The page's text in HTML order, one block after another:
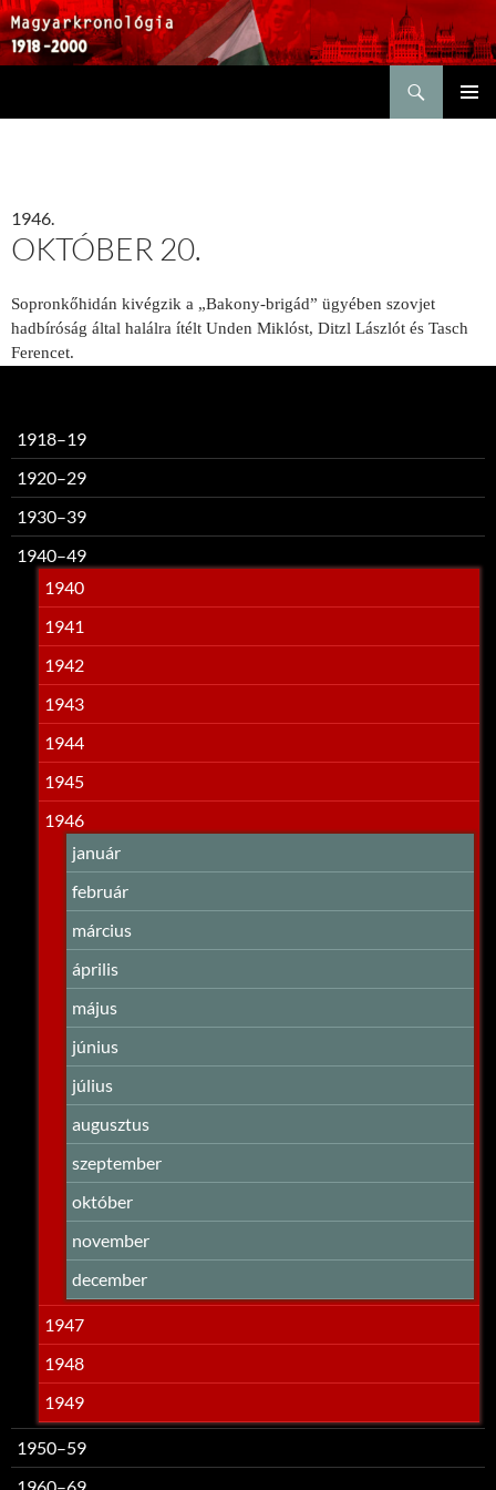
1946.
OKTÓBER 20.
Sopronkőhidán kivégzik a „Bakony-brigád” ügyében szovjet
hadbíróság által halálra ítélt Unden Miklóst, Ditzl Lászlót és Tasch
Ferencet.
1918–19
1920–29
1930–39
1940–49
1940
1941
1942
1943
1944
1945
1946
január
február
március
április
május
június
július
augusztus
szeptember
október
november
december
1947
1948
1949
1950–59